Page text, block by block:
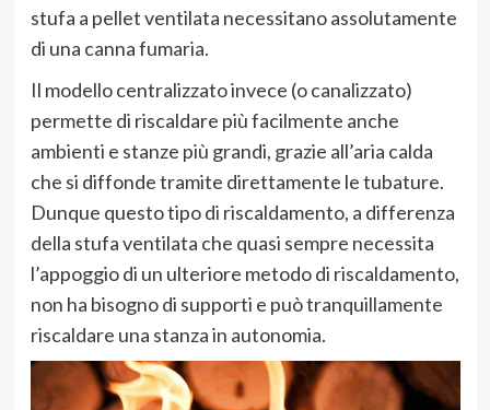
stufa a pellet ventilata necessitano assolutamente
di una canna fumaria.
Il modello centralizzato invece (o canalizzato)
permette di riscaldare più facilmente anche
ambienti e stanze più grandi, grazie all’aria calda
che si diffonde tramite direttamente le tubature.
Dunque questo tipo di riscaldamento, a differenza
della stufa ventilata che quasi sempre necessita
l’appoggio di un ulteriore metodo di riscaldamento,
non ha bisogno di supporti e può tranquillamente
riscaldare una stanza in autonomia.